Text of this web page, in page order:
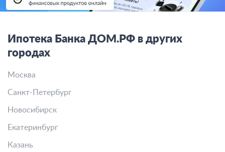
Ипотека Банка ДОМ.РФ в других
городах
Москва
Санкт-Петербург
Новосибирск
Екатеринбург
Казань